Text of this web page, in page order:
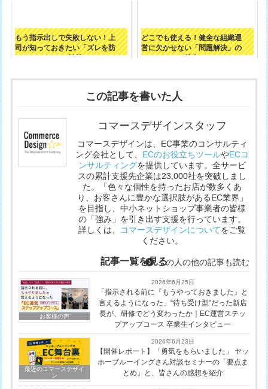
もう指示出しで失敗しない！上
司が知っておきたい「ズレを防
どこでも使える！健全な組織運
営に欠かせない「問題解決」の
この記事を書いた人
コマースデザインスタッフ
コマースデザインは、EC事業のコンサルティ
ング会社として、 ECのお役立ちツールやECコ
ンサルティングを提供しています。全サービ
スの累計支援先企業は23,000社を突破しまし
た。「色々な個性を持ったお店が数多くあ
り、お客さんに豊かな選択肢があるEC業界」
を目指し、中小ネットショップ事業者の皆様
の「強み」を引き出す支援を行っています。
詳しくは、 コマースデザインについてをご覧
ください。
記事一覧を見るこの人の他の記事も読む
お客様の声
2026年6月25日
「指示される前に『もうやっておきました』と
言えるようになった」“待ち受け型”だった新店
長が、研修でどう変わったか｜EC運営ステッ
プアップコース 卒業生インタビュー
最近のコマースデザイ
ン
2026年6月23日
【開催レポート】「勇気をもらいました」 ヤッ
ホーブルーイングさん対談セミナーの「要点ま
とめ」と、皆さんの感想を紹介